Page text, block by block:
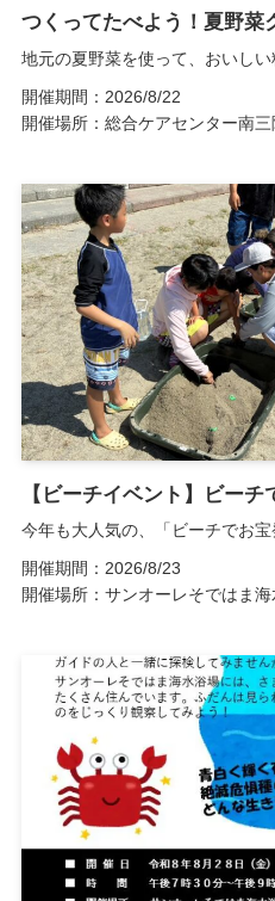
つくってたべよう！夏野菜
地元の夏野菜を使って、おいしい
開催期間：2026/8/22
開催場所：総合ケアセンター南三
【ビーチイベント】ビーチ
今年も大人気の、「ビーチでお宝
開催期間：2026/8/23
開催場所：サンオーレそではま